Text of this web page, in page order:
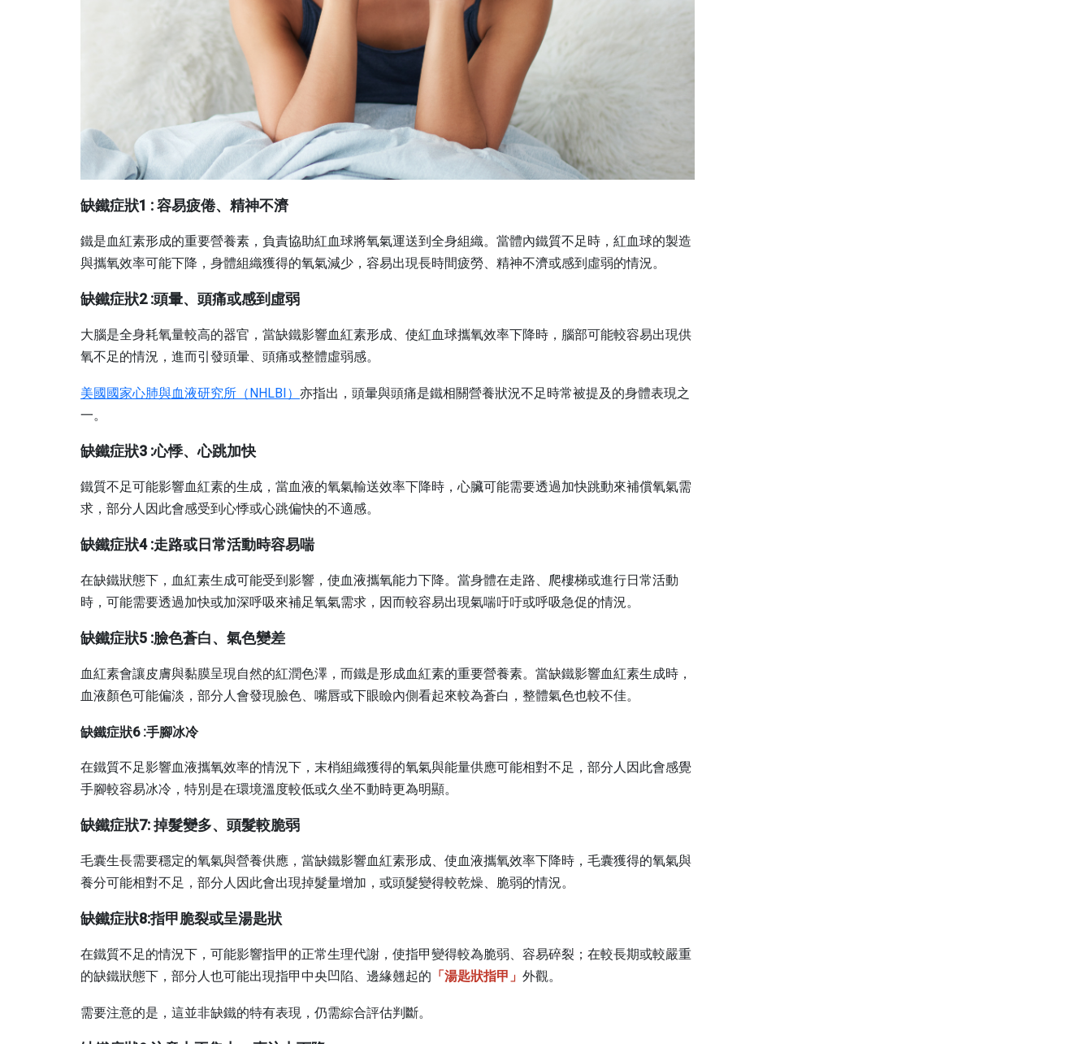
缺鐵症狀1 : 容易疲倦、精神不濟
鐵是血紅素形成的重要營養素，負責協助紅血球將氧氣運送到全身組織。當體內鐵質不足時，紅血球的製造
與攜氧效率可能下降，身體組織獲得的氧氣減少，容易出現長時間疲勞、精神不濟或感到虛弱的情況。
缺鐵症狀2 :頭暈、頭痛或感到虛弱
大腦是全身耗氧量較高的器官，當缺鐵影響血紅素形成、使紅血球攜氧效率下降時，腦部可能較容易出現供
氧不足的情況，進而引發頭暈、頭痛或整體虛弱感。
美國國家心肺與血液研究所（NHLBI） 亦指出，頭暈與頭痛是鐵相關營養狀況不足時常被提及的身體表現之
一。
缺鐵症狀3 :心悸、心跳加快
鐵質不足可能影響血紅素的生成，當血液的氧氣輸送效率下降時，心臟可能需要透過加快跳動來補償氧氣需
求，部分人因此會感受到心悸或心跳偏快的不適感。
缺鐵症狀4 :走路或日常活動時容易喘
在缺鐵狀態下，血紅素生成可能受到影響，使血液攜氧能力下降。當身體在走路、爬樓梯或進行日常活動
時，可能需要透過加快或加深呼吸來補足氧氣需求，因而較容易出現氣喘吁吁或呼吸急促的情況。
缺鐵症狀5 :臉色蒼白、氣色變差
血紅素會讓皮膚與黏膜呈現自然的紅潤色澤，而鐵是形成血紅素的重要營養素。當缺鐵影響血紅素生成時，
血液顏色可能偏淡，部分人會發現臉色、嘴唇或下眼瞼內側看起來較為蒼白，整體氣色也較不佳。
缺鐵症狀6 :手腳冰冷
在鐵質不足影響血液攜氧效率的情況下，末梢組織獲得的氧氣與能量供應可能相對不足，部分人因此會感覺
手腳較容易冰冷，特別是在環境溫度較低或久坐不動時更為明顯。
缺鐵症狀7: 掉髮變多、頭髮較脆弱
毛囊生長需要穩定的氧氣與營養供應，當缺鐵影響血紅素形成、使血液攜氧效率下降時，毛囊獲得的氧氣與
養分可能相對不足，部分人因此會出現掉髮量增加，或頭髮變得較乾燥、脆弱的情況。
缺鐵症狀8:指甲脆裂或呈湯匙狀
在鐵質不足的情況下，可能影響指甲的正常生理代謝，使指甲變得較為脆弱、容易碎裂；在較長期或較嚴重
的缺鐵狀態下，部分人也可能出現指甲中央凹陷、邊緣翹起的 「湯匙狀指甲」 外觀。
需要注意的是，這並非缺鐵的特有表現，仍需綜合評估判斷。